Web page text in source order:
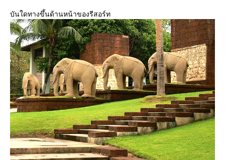
บันใดทางขึ้นด้านหน้าของรีสอร์ท